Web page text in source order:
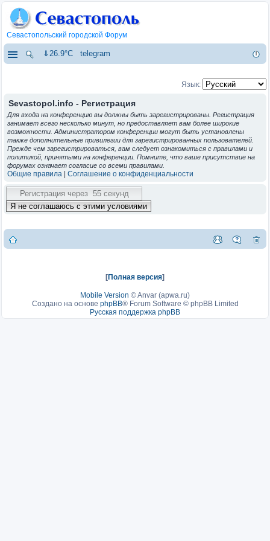
Севастопольский городской Форум
⇓26.9°C telegram
Язык:
Sevastopol.info - Регистрация
Для входа на конференцию вы должны быть зарегистрированы. Регистрация
занимает всего несколько минут, но предоставляет вам более широкие
возможности. Администратором конференции могут быть установлены
также дополнительные привилегии для зарегистрированных пользователей.
Прежде чем зарегистрироваться, вам следует ознакомиться с правилами и
политикой, принятыми на конференции. Помните, что ваше присутствие на
форумах означает согласие со всеми правилами.
Общие правила Соглашение о конфиденциальности
[Полная версия]
Mobile Version ©Anvar (apwa.ru)
Создано на основе phpBB® Forum Software © phpBB Limited
Русская поддержка phpBB